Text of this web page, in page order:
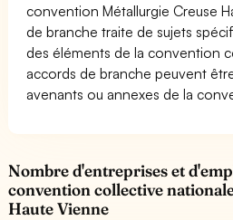
convention Métallurgie Creuse
de branche traite de sujets
des éléments de la convention
accords de branche peuvent
avenants ou annexes de la
Nombre d'entreprises et
convention collective
Haute Vienne